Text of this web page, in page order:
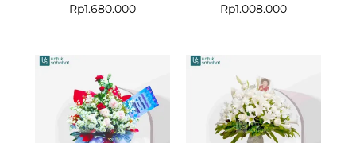
Rp1.680.000
Rp1.008.000